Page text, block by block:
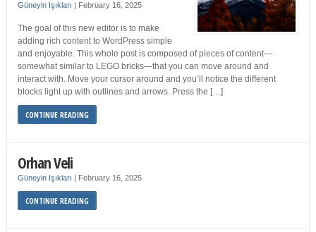
Güneyin Işıkları | February 16, 2025
The goal of this new editor is to make
adding rich content to WordPress simple
and enjoyable. This whole post is composed of pieces of content—
somewhat similar to LEGO bricks—that you can move around and
interact with. Move your cursor around and you’ll notice the different
blocks light up with outlines and arrows. Press the […]
CONTINUE READING
Orhan Veli
Güneyin Işıkları | February 16, 2025
CONTINUE READING